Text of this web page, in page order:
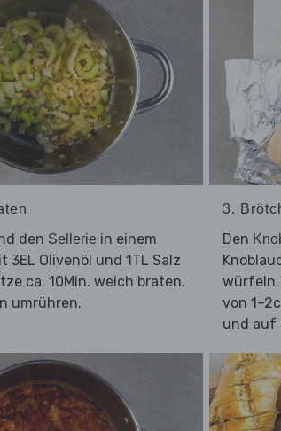
den Sellerie in einem
3EL Olivenöl und 1TL Salz
ca. 10Min. weich braten,
umrühren.
3.
Den
würfeln.
von
und auf